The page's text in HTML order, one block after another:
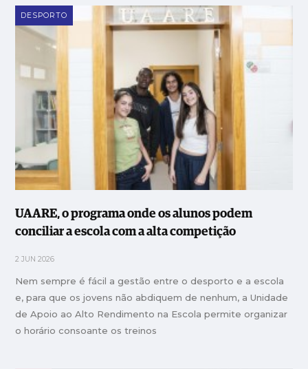
DESPORTO
UAARE, o programa onde os alunos podem
conciliar a escola com a alta competição
2 JUN 2026
Nem sempre é fácil a gestão entre o desporto e a escola
e, para que os jovens não abdiquem de nenhum, a Unidade
de Apoio ao Alto Rendimento na Escola permite organizar
o horário consoante os treinos